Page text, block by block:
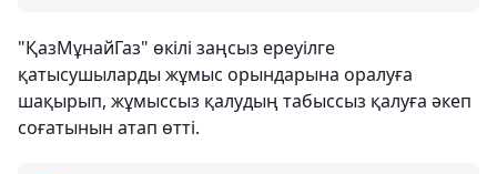
"ҚазМұнайГаз" өкілі заңсыз ереуілге
қатысушыларды жұмыс орындарына оралуға
шақырып, жұмыссыз қалудың табыссыз қалуға әкеп
соғатынын атап өтті.